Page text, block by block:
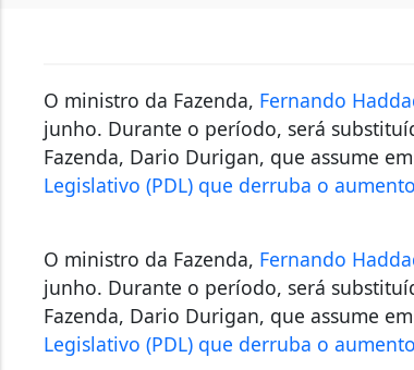
O ministro da Fazenda, Fernando
junho. Durante o período, será
Fazenda, Dario Durigan, que assume
Legislativo (PDL) que derruba o
O ministro da Fazenda, Fernando
junho. Durante o período, será
Fazenda, Dario Durigan, que assume
Legislativo (PDL) que derruba o